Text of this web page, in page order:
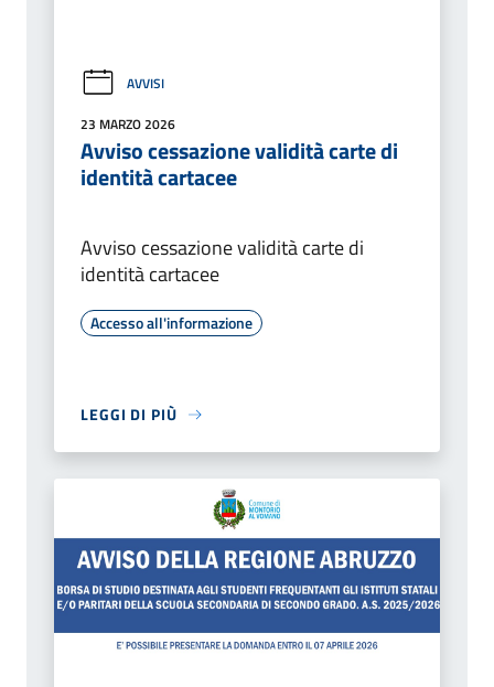
AVVISI
23 MARZO 2026
Avviso cessazione validità carte di
identità cartacee
Avviso cessazione validità carte di
identità cartacee
Accesso all'informazione
LEGGI DI PIÙ